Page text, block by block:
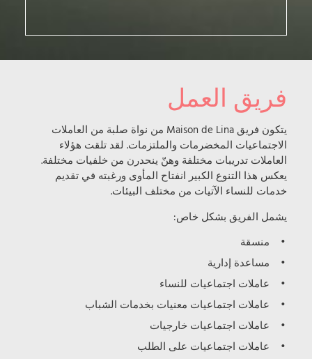
فريق العمل
يتكون فريق Maison de Lina من نواة صلبة من العاملات
الاجتماعيات المخضرمات والملتزمات. لقد تلقت هؤلاء
العاملات تدريبات مختلفة وهنّ ينحدرن من خلفيات مختلفة.
يعكس هذا التنوع الكبير انفتاح المأوى ورغبته في تقديم
خدمات للنساء الآتيات من مختلف البيئات.
يشمل الفريق بشكل خاص:
منسقة
مساعدة إدارية
عاملات اجتماعيات للنساء
عاملات اجتماعيات معنيات بخدمات الشباب
عاملات اجتماعيات خارجيات
عاملات اجتماعيات على الطلب